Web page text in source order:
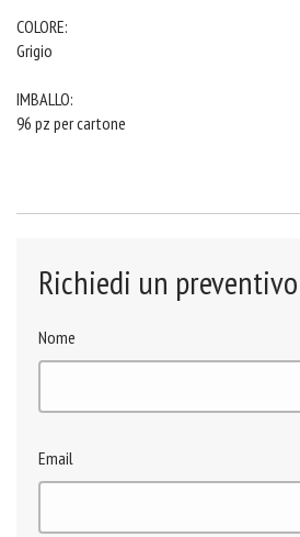
COLORE:
Grigio
IMBALLO:
96 pz per cartone
Richiedi un
Nome
Email